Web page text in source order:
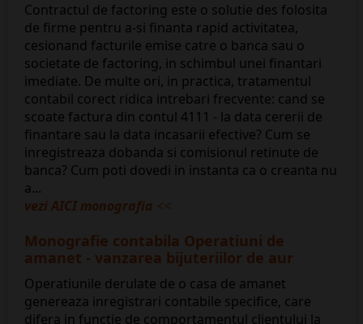
Contractul de factoring este o solutie des folosita
de firme pentru a-si finanta rapid activitatea,
cesionand facturile emise catre o banca sau o
societate de factoring, in schimbul unei finantari
imediate. De multe ori, in practica, tratamentul
contabil corect ridica intrebari frecvente: cand se
scoate factura din contul 4111 - la data cererii de
finantare sau la data incasarii efective? Cum se
inregistreaza dobanda si comisionul retinute de
banca? Cum poti dovedi in instanta ca o creanta nu
a...
vezi AICI monografia <<
Monografie contabila Operatiuni de
amanet - vanzarea bijuteriilor de aur
Operatiunile derulate de o casa de amanet
genereaza inregistrari contabile specifice, care
difera in functie de comportamentul clientului la